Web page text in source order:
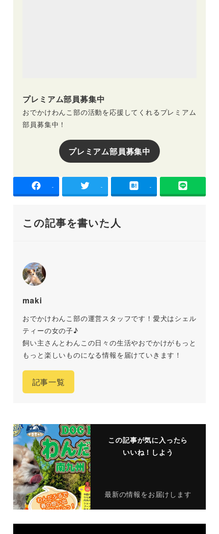
プレミアム部員募集中
おでかけわんこ部の活動を応援してくれるプレミアム
部員募集中！
プレミアム部員募集中
- - -
この記事を書いた人
maki
おでかけわんこ部の運営スタッフです！愛犬はシェル
ティーの女の子♪
飼い主さんとわんこの日々の生活やおでかけがもっと
もっと楽しいものになる情報を届けていきます！
記事一覧
この記事が気に入ったら
いいね！しよう
最新の情報をお届けします